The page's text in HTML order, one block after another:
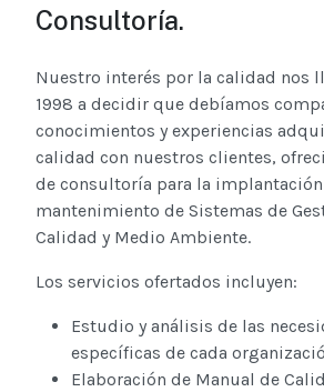
Consultoría.
Nuestro interés por la calidad nos
1998 a decidir que debíamos
conocimientos y experiencias
calidad con nuestros clientes,
de consultoría para la
mantenimiento de Sistemas de
Calidad y Medio Ambiente.
Los servicios ofertados incluyen:
Estudio y análisis de las
específicas de cada
Elaboración de Manual de